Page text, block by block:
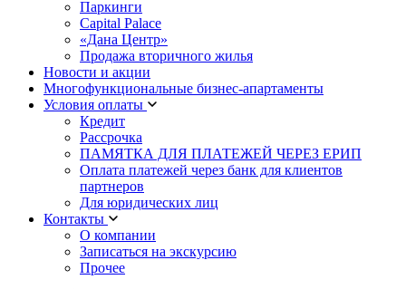
Паркинги
Capital Palace
«Дана Центр»
Продажа вторичного жилья
Новости и акции
Многофункциональные бизнес-апартаменты
Условия оплаты
Кредит
Рассрочка
ПАМЯТКА ДЛЯ ПЛАТЕЖЕЙ ЧЕРЕЗ ЕРИП
Оплата платежей через банк для клиентов
партнеров
Для юридических лиц
Контакты
О компании
Записаться на экскурсию
Прочее